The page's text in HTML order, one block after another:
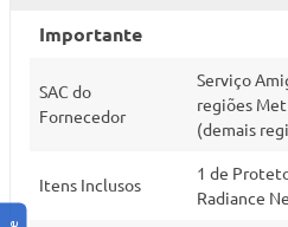
Importante
SAC do
Fornecedor
Serviço
regiões
(demais
Itens Inclusos
1 de
Radiance